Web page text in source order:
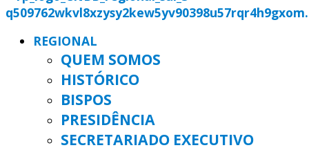
REGIONAL
QUEM SOMOS
HISTÓRICO
BISPOS
PRESIDÊNCIA
SECRETARIADO EXECUTIVO